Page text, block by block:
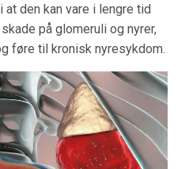
den kan vare i lengre tid
på glomeruli og nyrer,
føre til kronisk nyresykdom.